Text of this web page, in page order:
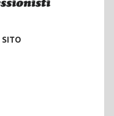
SITO